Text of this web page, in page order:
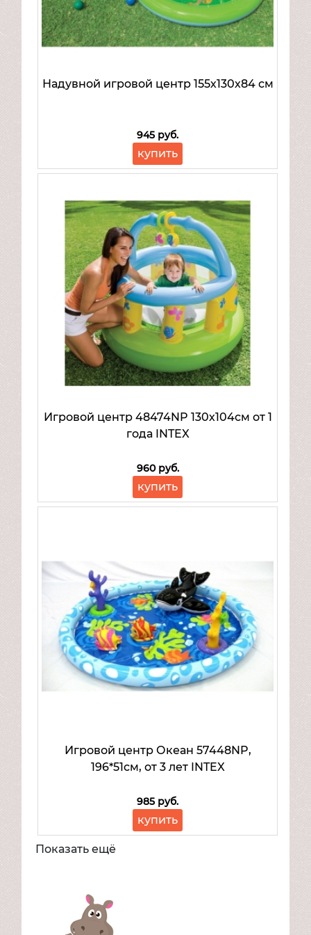
Товары для малышей
Надувной игровой центр 155х130х84 см
945 руб.
купить
Игровой центр 48474NP 130х104см от 1
года INTEX
960 руб.
купить
Игровой центр Океан 57448NP,
196*51см, от 3 лет INTEX
985 руб.
купить
Показать ещё